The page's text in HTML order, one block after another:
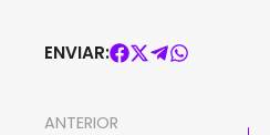
ENVIAR:
ANTERIOR